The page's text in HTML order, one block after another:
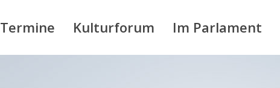
Termine Kulturforum Im Parlament